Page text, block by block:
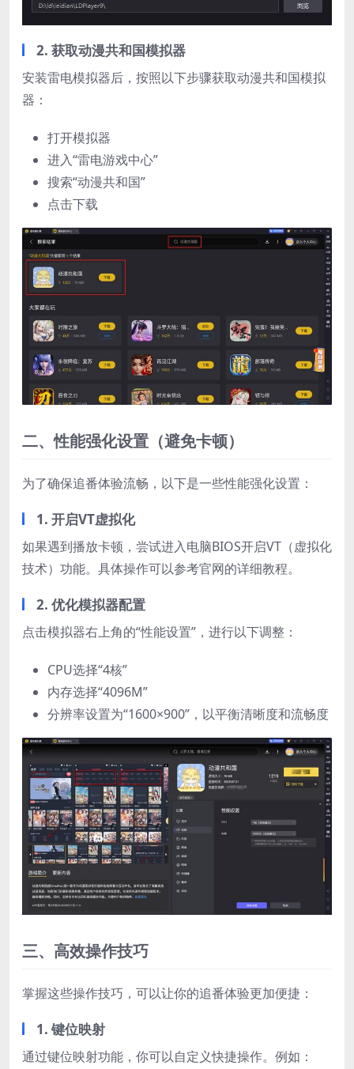
2. 获取动漫共和国模拟器
安装雷电模拟器后，按照以下步骤获取动漫共和国模拟
器：
打开模拟器
进入“雷电游戏中心”
搜索“动漫共和国”
点击下载
二、性能强化设置（避免卡顿）
为了确保追番体验流畅，以下是一些性能强化设置：
1. 开启VT虚拟化
如果遇到播放卡顿，尝试进入电脑BIOS开启VT（虚拟化
技术）功能。具体操作可以参考官网的详细教程。
2. 优化模拟器配置
点击模拟器右上角的“性能设置”，进行以下调整：
CPU选择“4核”
内存选择“4096M”
分辨率设置为“1600×900”，以平衡清晰度和流畅度
三、高效操作技巧
掌握这些操作技巧，可以让你的追番体验更加便捷：
1. 键位映射
通过键位映射功能，你可以自定义快捷操作。例如：